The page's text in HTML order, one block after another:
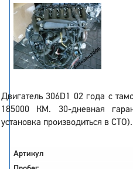
Двигатель 306D1 02 года с
185000 КМ. 30-дневная
установка производиться в СТО).
Артикул